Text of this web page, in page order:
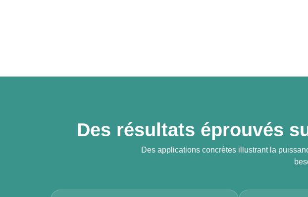
Des résultats éprouvés
Des applications concrètes illustrant la